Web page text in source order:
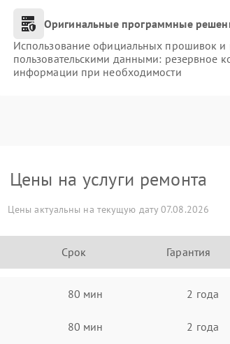
Оригинальные программные
Использование официальных прошивок и
пользовательскими данными: резервное
информации при необходимости
Цены на услуги ремонта
Цены актуальны на текущую дату 07.08.2026
Срок Гарантия
80 мин 2 года
80 мин 2 года